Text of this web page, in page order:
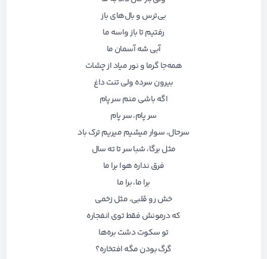
بی‌ترس و بال‌های باز
رفتیم تا باز واسه ما
آبی شه آسمان ما
همه‌جا گرما و نور میاد از چشات
بیرون سرده ولی تنت داغ
اگه باشی منم سر پام
سر پام، سر پام
سرحال، سوار میشیم میریم ترک باد
مثل برگا، شبا سر تا ته سال
فرق نداره هوا برا ما
برا ما، برا ما
خش رو قلبی، مثل زخمی
که درمونش فقط توی انفجاره
تو سکوت دشت بره‌ها
گرگ بودن مگه افتخاره؟